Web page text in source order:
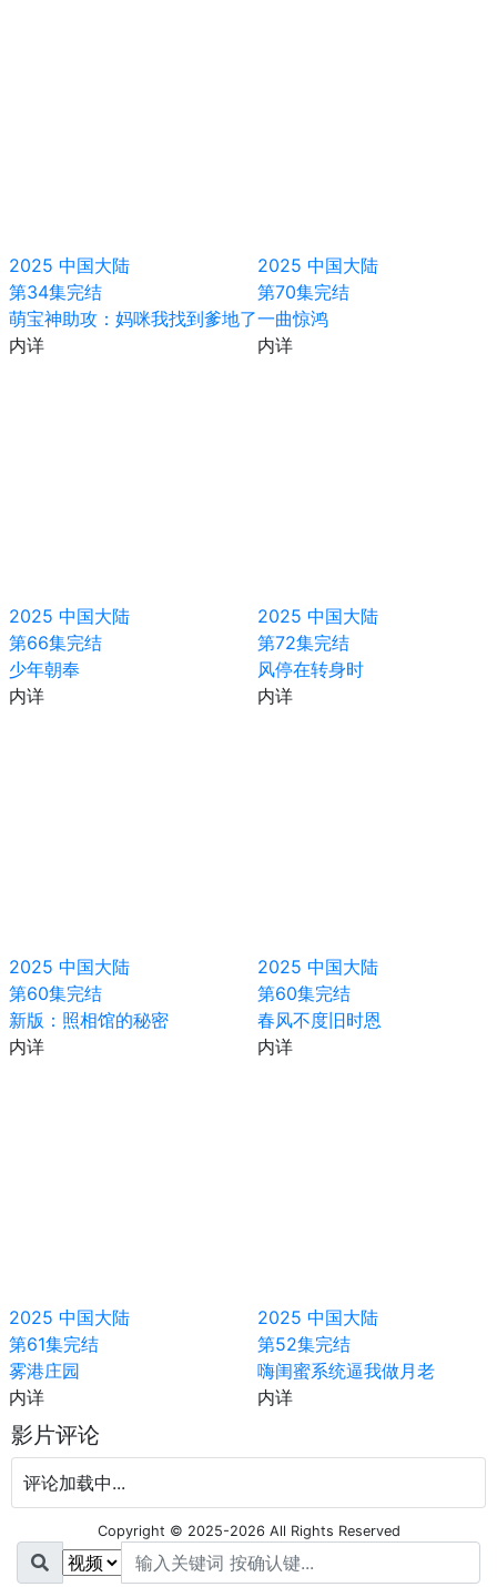
2025 中国大陆
第34集完结
萌宝神助攻：妈咪我找到爹地了
内详
2025 中国大陆
第70集完结
一曲惊鸿
内详
2025 中国大陆
第66集完结
少年朝奉
内详
2025 中国大陆
第72集完结
风停在转身时
内详
2025 中国大陆
第60集完结
新版：照相馆的秘密
内详
2025 中国大陆
第60集完结
春风不度旧时恩
内详
2025 中国大陆
第61集完结
雾港庄园
内详
2025 中国大陆
第52集完结
嗨闺蜜系统逼我做月老
内详
影片评论
评论加载中...
Copyright © 2025-2026 All Rights Reserved